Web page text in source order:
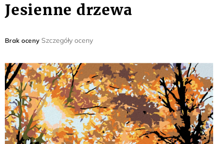
Jesienne drzewa
Średnia
wynosi
0,0
na
5
gwiazdek.
Brak oceny Szczegóły oceny